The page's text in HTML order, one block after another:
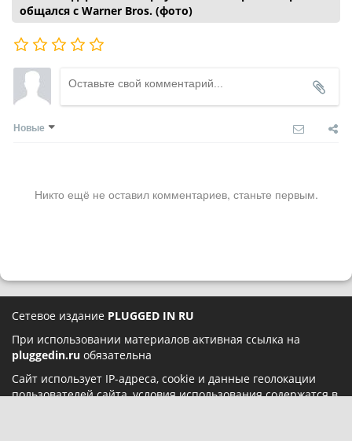
общался с Warner Bros. (фото)
Новые
Никто ещё не оставил комментариев, станьте первым.
Сетевое издание PLUGGED IN RU
При использовании материалов активная ссылка на
pluggedin.ru обязательна
Сайт использует IP-адреса, cookie и данные геолокации
пользователей сайта, условия использования содержатся в